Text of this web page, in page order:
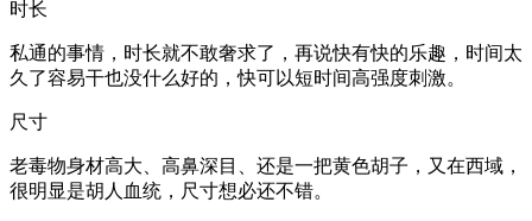
时长
私通的事情，时长就不敢奢求了，再说快有快的乐趣，时间太
久了容易干也没什么好的，快可以短时间高强度刺激。
尺寸
老毒物身材高大、高鼻深目、还是一把黄色胡子，又在西域，
很明显是胡人血统，尺寸想必还不错。